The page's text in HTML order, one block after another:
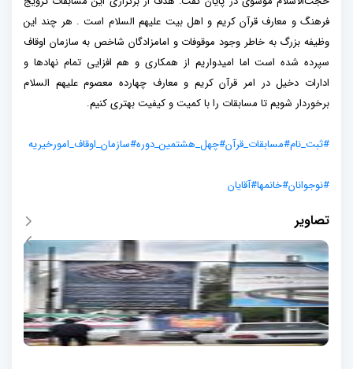
فرهنگ و معارف قرآن کریم و اهل بیت علیهم السلام است . هر چند این
وظیفه بزرگ به خاطر وجود موقوفات و امامزادگان شاخص به سازمان اوقاف
سپرده شده است اما امیدواریم از همکاری و هم افزایی تمام نهادها و
ادارات دخیل در امر قرآن کریم و معارف چهارده معصوم علیهم السلام
برخوردار شویم تا مسابقات را با کمیت و کیفیت بهتری کنیم.
#ثبت_نام#مسابقات_قرآن#چهل_هشتمین_دوره#سازمان_اوقاف_امورخیریه
#نوجوانان#خانمها#آقایان
تصاویر